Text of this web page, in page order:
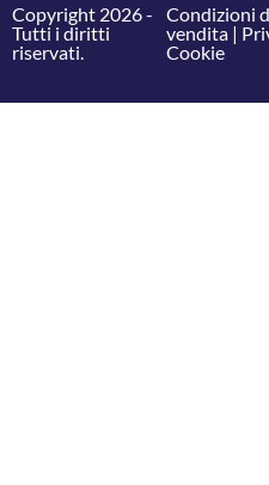
Copyright 2026 -
Tutti i diritti
riservati.
Condizioni
vendita|
Cookie